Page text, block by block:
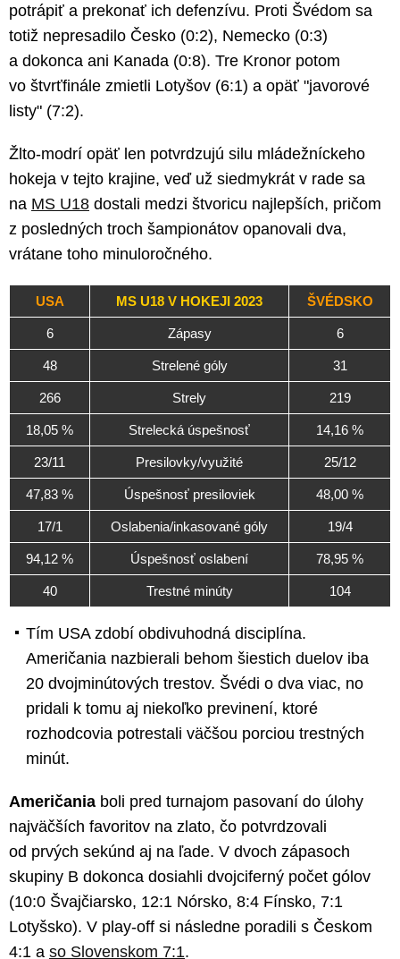
potrápiť a prekonať ich defenzívu. Proti Švédom sa
totiž nepresadilo Česko (0:2), Nemecko (0:3)
a dokonca ani Kanada (0:8). Tre Kronor potom
vo štvrťfinále zmietli Lotyšov (6:1) a opäť "javorové
listy" (7:2).
Žlto-modrí opäť len potvrdzujú silu mládežníckeho
hokeja v tejto krajine, veď už siedmykrát v rade sa
na MS U18 dostali medzi štvoricu najlepších, pričom
z posledných troch šampionátov opanovali dva,
vrátane toho minuloročného.
USA MS U18 V HOKEJI 2023 ŠVÉDSKO
6 Zápasy 6
48 Strelené góly 31
266 Strely 219
18,05 % Strelecká úspešnosť 14,16 %
23/11 Presilovky/využité 25/12
47,83 % Úspešnosť presiloviek 48,00 %
17/1 Oslabenia/inkasované góly 19/4
94,12 % Úspešnosť oslabení 78,95 %
40 Trestné minúty 104
Tím USA zdobí obdivuhodná disciplína.
Američania nazbierali behom šiestich duelov iba
20 dvojminútových trestov. Švédi o dva viac, no
pridali k tomu aj niekoľko previnení, ktoré
rozhodcovia potrestali väčšou porciou trestných
minút.
Američania boli pred turnajom pasovaní do úlohy
najväčších favoritov na zlato, čo potvrdzovali
od prvých sekúnd aj na ľade. V dvoch zápasoch
skupiny B dokonca dosiahli dvojciferný počet gólov
(10:0 Švajčiarsko, 12:1 Nórsko, 8:4 Fínsko, 7:1
Lotyšsko). V play-off si následne poradili s Českom
4:1 a so Slovenskom 7:1.